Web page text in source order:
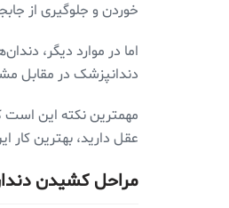
خوردن و جلوگیری از
اما در موارد دیگر،
دندانپزشک در مقابل
مهمترین نکته این است
عقل دارید، بهترین
مراحل کشیدن